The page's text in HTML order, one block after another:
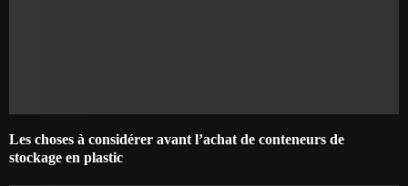
Les choses à considérer avant l’achat de conteneurs de
stockage en plastic